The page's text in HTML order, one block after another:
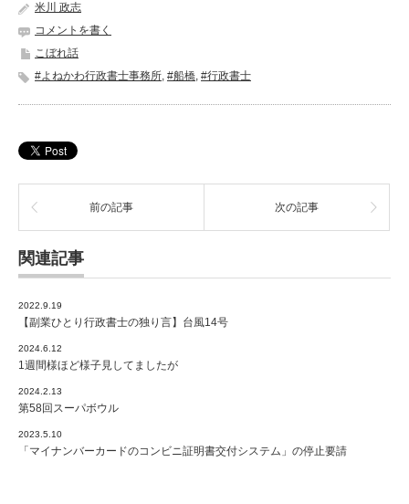
米川 政志
コメントを書く
こぼれ話
#よねかわ行政書士事務所, #船橋, #行政書士
前の記事 次の記事
関連記事
2022.9.19
【副業ひとり行政書士の独り言】台風14号
2024.6.12
1週間様ほど様子見してましたが
2024.2.13
第58回スーパボウル
2023.5.10
「マイナンバーカードのコンビニ証明書交付システム」の停止要請